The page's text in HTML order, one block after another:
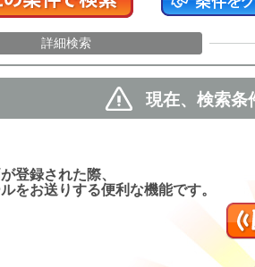
詳細検索
現在、検索条
登録された際、
をお送りする便利な機能です。